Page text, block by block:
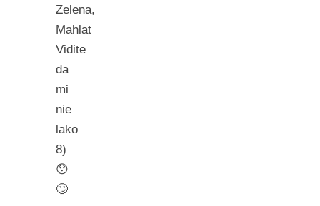
Zelena,
Mahlat
Vidite
da
mi
nie
lako
8)
😯
🙄